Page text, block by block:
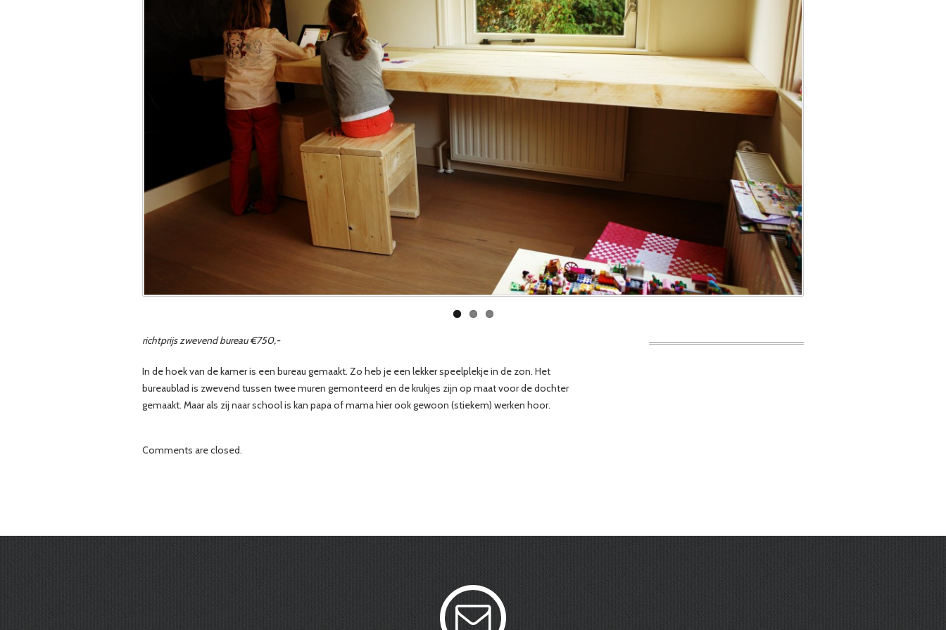
richtprijs zwevend bureau €750,-
In de hoek van de kamer is een bureau gemaakt. Zo heb je een lekker speelplekje in de zon. Het
bureaublad is zwevend tussen twee muren gemonteerd en de krukjes zijn op maat voor de dochter
gemaakt. Maar als zij naar school is kan papa of mama hier ook gewoon (stiekem) werken hoor.
Comments are closed.